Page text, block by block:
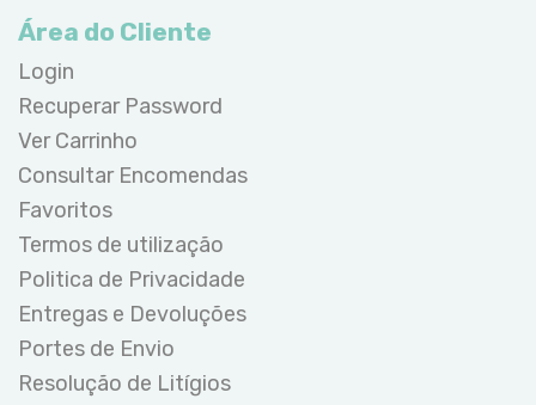
Área do Cliente
Login
Recuperar Password
Ver Carrinho
Consultar Encomendas
Favoritos
Termos de utilização
Politica de Privacidade
Entregas e Devoluções
Portes de Envio
Resolução de Litígios